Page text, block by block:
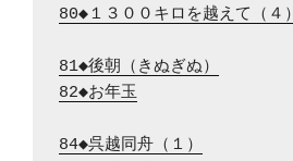
80◆１３００キロを越えて（４）
81◆後朝（きぬぎぬ）
82◆お年玉
84◆呉越同舟（１）